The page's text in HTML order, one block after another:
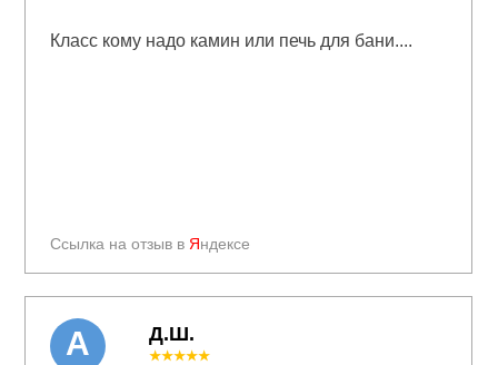
Ссылка на отзыв в Яндексе
Класс кому надо камин или печь для бани....
Д.Ш.
★★★★★
А